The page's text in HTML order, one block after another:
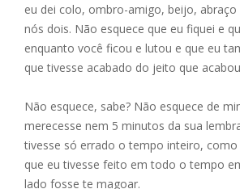
eu dei colo, ombro-amigo, beijo,
nós dois. Não esquece que eu fiquei e
enquanto você ficou e lutou e que eu
que tivesse acabado do jeito que
Não esquece, sabe? Não esquece de
merecesse nem 5 minutos da sua
tivesse só errado o tempo inteiro, como
que eu tivesse feito em todo o tempo
lado fosse te magoar.